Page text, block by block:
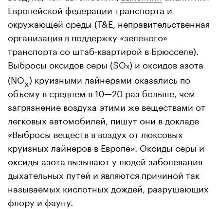
Европейской федерации транспорта и
окружающей среды (T&E, неправительственная
организация в поддержку «зеленого»
транспорта со штаб-квартирой в Брюсселе).
Выбросы оксидов серы (SOx) и оксидов азота
(NOx) круизными лайнерами оказались по
объему в среднем в 10—20 раз больше, чем
загрязнение воздуха этими же веществами от
легковых автомобилей, пишут они в докладе
«Выбросы веществ в воздух от люксовых
круизных лайнеров в Европе». Оксиды серы и
оксиды азота вызывают у людей заболевания
дыхательных путей и являются причиной так
называемых кислотных дождей, разрушающих
флору и фауну.